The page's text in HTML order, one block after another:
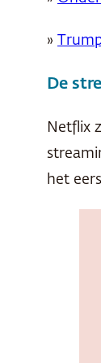
»
De
Netflix
het